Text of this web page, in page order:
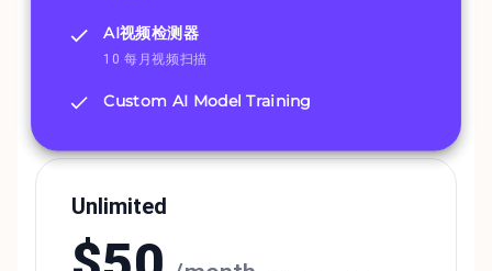
AI视频检测器
10 每月视频扫描
Custom AI Model Training
Unlimited